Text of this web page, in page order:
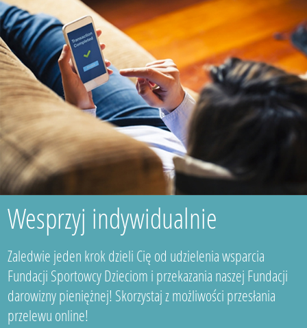
Wesprzyj indywidualnie
Zaledwie jeden krok dzieli Cię od udzielenia wsparcia
Fundacji Sportowcy Dzieciom i przekazania naszej Fundacji
darowizny pieniężnej! Skorzystaj z możliwości przesłania
przelewu online!